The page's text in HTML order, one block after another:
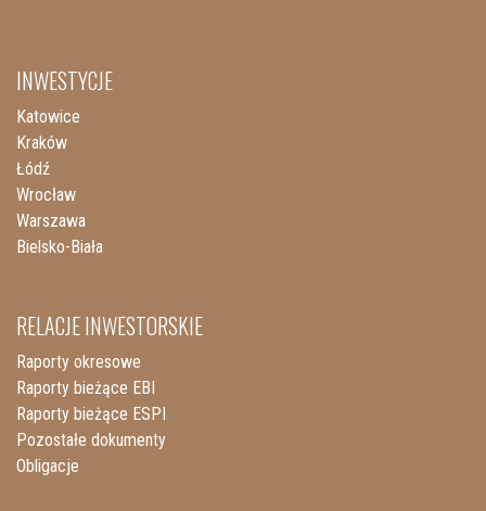
INWESTYCJE
Katowice
Kraków
Łódź
Wrocław
Warszawa
Bielsko-Biała
RELACJE INWESTORSKIE
Raporty okresowe
Raporty bieżące EBI
Raporty bieżące ESPI
Pozostałe dokumenty
Obligacje